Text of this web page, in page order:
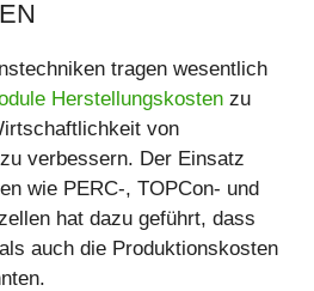
tragen wesentlich
Herstellungskosten zu
von
verbessern. Der Einsatz
wie PERC-, TOPCon- und
hat dazu geführt, dass
auch die Produktionskosten